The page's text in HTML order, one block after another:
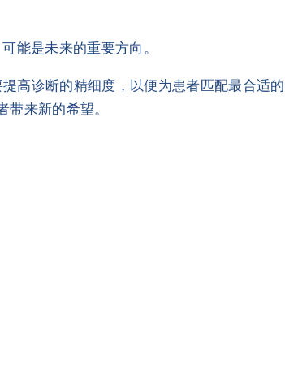
能是未来的重要方向。
高诊断的精细度，以便为患者匹配最合适的
来新的希望。